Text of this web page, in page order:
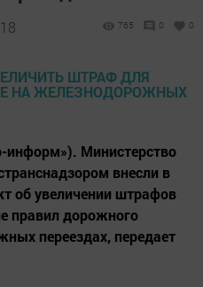
765 0 0
информ»). Министерство
внесли в
об увеличении штрафов
правил дорожного
переездах, передает